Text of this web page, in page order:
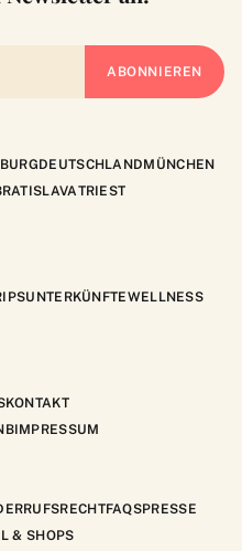
DEUTSCHLANDMÜNCHEN
TRIEST
UNTERKÜNFTEWELLNESS
KONTAKT
IMPRESSUM
FAQSPRESSE
& SHOPS